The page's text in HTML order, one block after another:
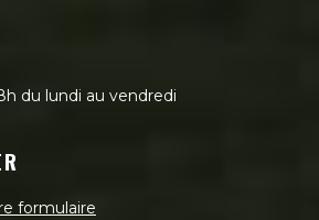
du lundi au vendredi
formulaire